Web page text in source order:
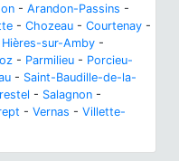
- Arandon-Passins -
- Chozeau - Courtenay -
Hières-sur-Amby -
- Parmilieu - Porcieu-
- Saint-Baudille-de-la-
- Salagnon -
- Vernas - Villette-